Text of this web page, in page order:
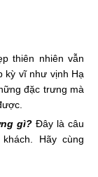
thiên nhiên vẫn
kỳ vĩ như vịnh Hạ
đặc trưng mà
gì? Đây là câu
Hãy cùng